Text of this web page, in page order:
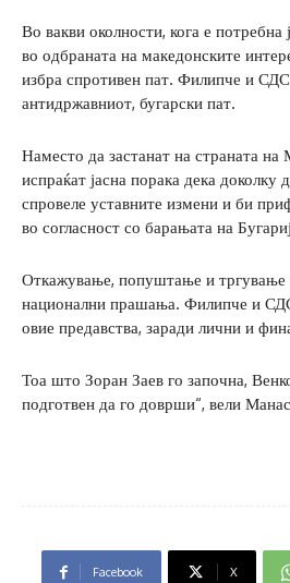
Во вакви околности, кога е потребна
во одбраната на македонските
избра спротивен пат. Филипче и
антидржавниот, бугарски пат.
Наместо да застанат на страната на
испраќат јасна порака дека доколку
спровеле уставните измени и би
во согласност со барањата на
Откажување, попуштање и тргување
национални прашања. Филипче и
овие предавства, заради лични и
Тоа што Зоран Заев го започна,
подготвен да го доврши“, вели
Facebook X